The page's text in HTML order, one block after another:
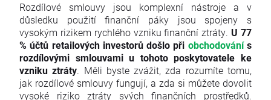
Rozdílové smlouvy jsou komplexní nástroje a v
důsledku použití finanční páky jsou spojeny s
vysokým rizikem rychlého vzniku finanční ztráty. U 77
% účtů retailových investorů došlo při obchodovánís
rozdílovými smlouvami u tohoto poskytovatele ke
vzniku ztráty. Měli byste zvážit, zda rozumíte tomu,
jak rozdílové smlouvy fungují, a zda si můžete dovolit
vysoké riziko ztráty svých finančních prostředků.